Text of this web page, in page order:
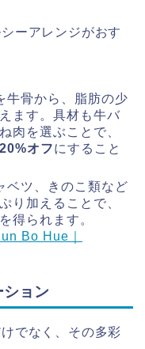
ーアレンジがおす
牛骨から、脂肪の少
ます。具材も牛バ
肉を選ぶことで、
オフにすること
ベツ、きのこ類など
り加えることで、
得られます。
Bo Hue｜
ョン
でなく、その多彩